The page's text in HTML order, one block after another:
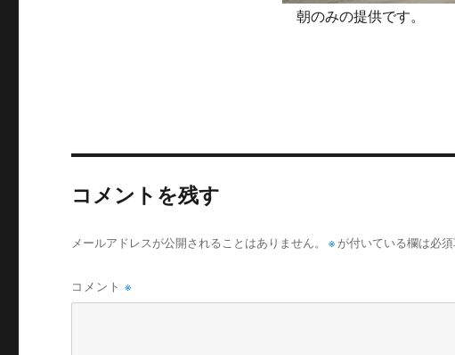
朝のみの提供です。
コメントを残す
メールアドレスが公開されることはありません。 ※ が付いている欄は必
コメント※